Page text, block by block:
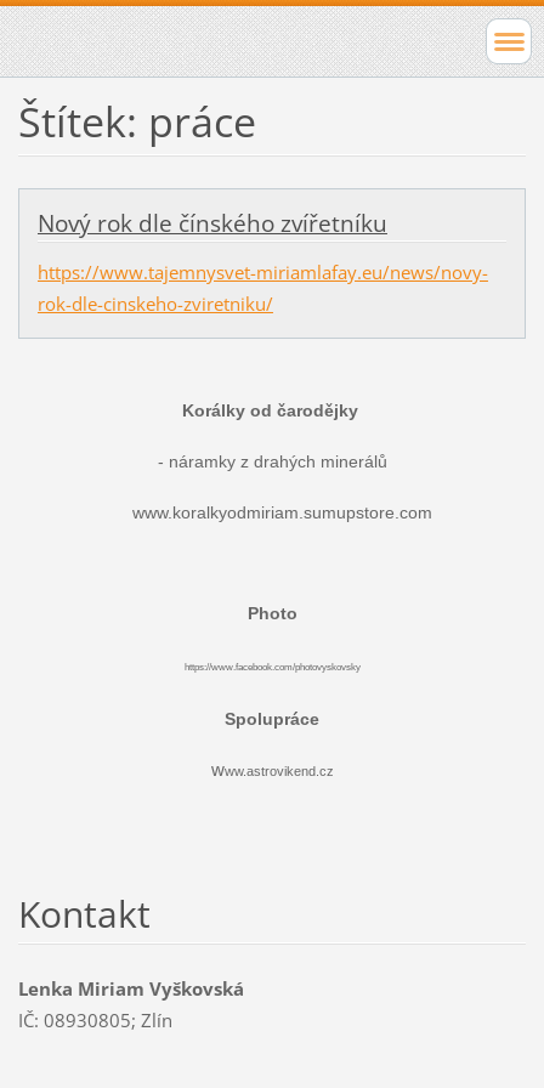
Štítek: práce
Nový rok dle čínského zvířetníku
https://www.tajemnysvet-miriamlafay.eu/news/novy-
rok-dle-cinskeho-zviretniku/
Korálky od čarodějky
- náramky z drahých minerálů
www.koralkyodmiriam.sumupstore.com
Photo
https://www.facebook.com/photovyskovsky
Spolupráce
www.astrovikend.cz
Kontakt
Lenka Miriam Vyškovská
IČ: 08930805; Zlín